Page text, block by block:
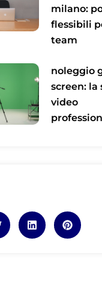
milano:
flessibili
team
noleggio
screen: la
video